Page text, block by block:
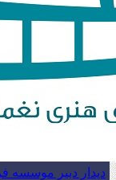
دیدار دبیر موسسه